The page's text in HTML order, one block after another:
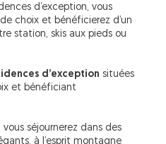
d’exception, vous
choix et bénéficierez d’un
station, skis aux pieds ou
d’exception situées
et bénéficiant
séjournerez dans des
à l’esprit montagne